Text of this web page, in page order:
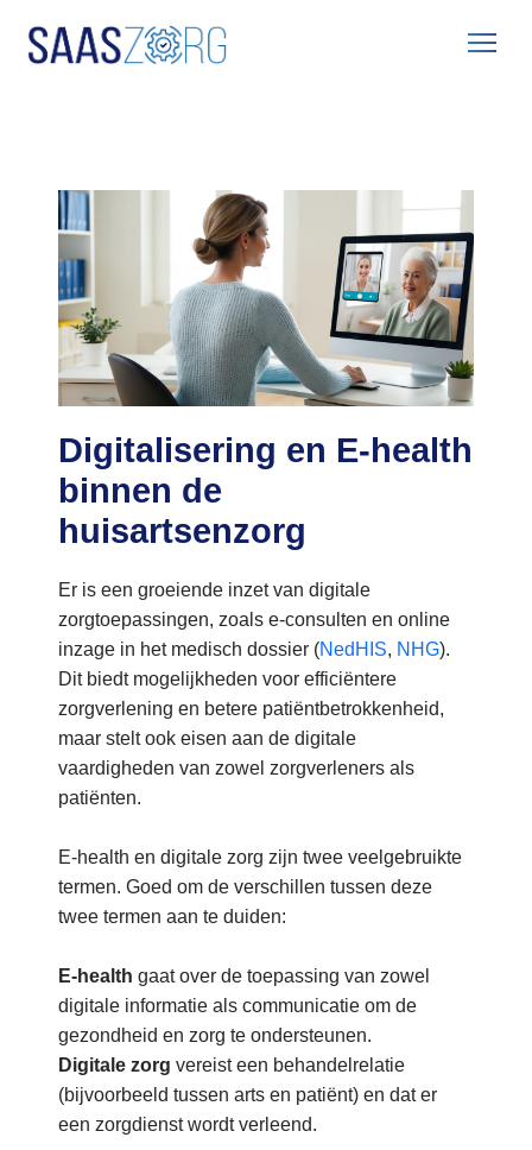
Home
Digitalisering en E-health
binnen de
huisartsenzorg
Er is een groeiende inzet van digitale
zorgtoepassingen, zoals e-consulten en online
inzage in het medisch dossier (NedHIS, NHG).
Dit biedt mogelijkheden voor efficiëntere
zorgverlening en betere patiëntbetrokkenheid,
maar stelt ook eisen aan de digitale
vaardigheden van zowel zorgverleners als
patiënten.
E-health en digitale zorg zijn twee veelgebruikte
termen. Goed om de verschillen tussen deze
twee termen aan te duiden:
E-health gaat over de toepassing van zowel
digitale informatie als communicatie om de
gezondheid en zorg te ondersteunen.
Digitale zorg vereist een behandelrelatie
(bijvoorbeeld tussen arts en patiënt) en dat er
een zorgdienst wordt verleend.